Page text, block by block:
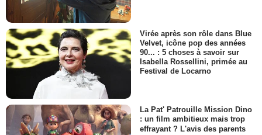
Virée après son rôle dans Blue
Velvet, icône pop des années
90... : 5 choses à savoir sur
Isabella Rossellini, primée au
Festival de Locarno
La Pat' Patrouille Mission Dino
: un film ambitieux mais trop
effrayant ? L'avis des parents